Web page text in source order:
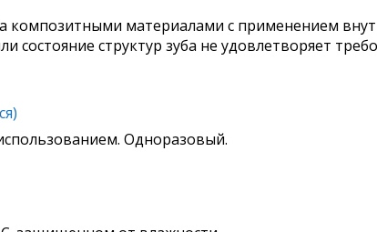
композитными материалами с применением
состояние структур зуба не удовлетворяет
Одноразовый.